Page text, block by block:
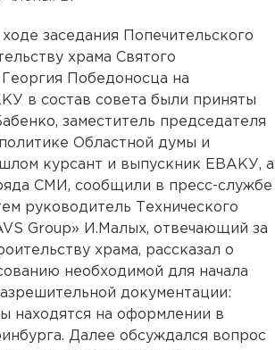
заседания Попечительского
храма Святого
Победоносца на
в состав совета были приняты
заместитель председателя
Областной думы и
курсант и выпускник ЕВАКУ, а
СМИ, сообщили в пресс-службе
руководитель Технического
Group» И.Малых, отвечающий за
храма, рассказал о
необходимой для начала
документации:
находятся на оформлении в
Далее обсуждался вопрос